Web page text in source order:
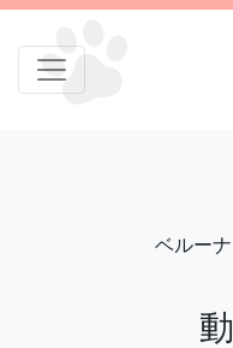
ベルー